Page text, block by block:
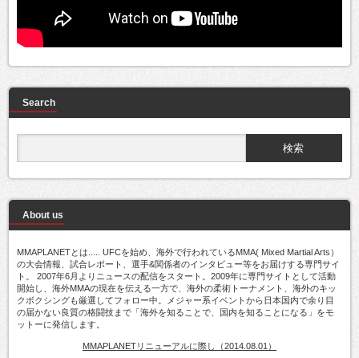
Search
About us
MMAPLANETとは..... UFCを始め、海外で行われているMMA( Mixed Martial Arts）
の大会情報、試合レポート、選手&関係者のインタビュー等をお届けする専門サイ
ト。 2007年6月よりニュースの配信をスタート。2009年に専門サイトとして活動
開始し、海外MMAの現在を伝える一方で、海外の柔術トーナメント、海外のキッ
クボクシングも厳選してフォロー中。メジャー系イベントから日本国内で余り目
の届かない良質の格闘技まで「海外を知ることで、国内を知ることになる」をモ
ットーに発信します。
MMAPLANETリニューアルに際し（2014.08.01）